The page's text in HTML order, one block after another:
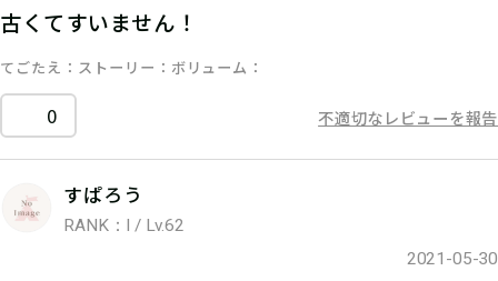
古くてすいません！
てごたえ ストーリー ボリューム
0 不適切なレビューを報告
すぱろう
RANK：I / Lv.62
2021-05-30